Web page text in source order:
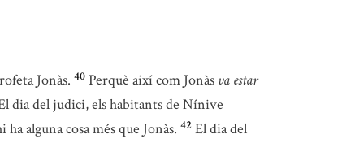
Jonàs. 40 Perquè així com Jonàs va estar
dia del judici, els habitants de Nínive
ha alguna cosa més que Jonàs. 42 El dia del